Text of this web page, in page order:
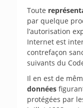
Toute
par quelque
l’autorisation
Internet est
contrefaçon
suivants du
Il en est de
données
protégées par